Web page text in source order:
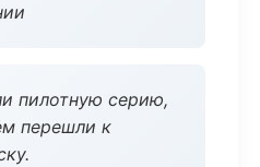
пилотную серию,
перешли к